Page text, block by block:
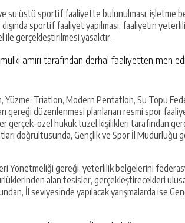
su üstü sportif faaliyette bulunulması, işletme
sportif faaliyet yapılması, faaliyetin
ile gerçekleştirilmesi yasaktır.
amiri tarafından derhal faaliyetten men
Yüzme, Triatlon, Modern Pentatlon, Su Topu
gereği düzenlenmesi planlanan resmi spor
gerçek-özel hukuk tüzel kişilikleri tarafından
doğrultusunda, Gençlik ve Spor İl Müdürlüğü
Yönetmeliği gereği, yeterlilik belgelerini
alan tesisler, gerçekleştirecekleri
İl seviyesinde yapılacak yarışmalarda ise